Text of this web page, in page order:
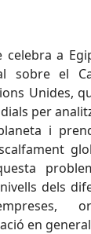
a
sobre el
Unides,
per
i
dels
en